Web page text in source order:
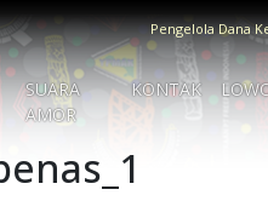
Pengelola Dana
SUARA
AMOR
KONTAK